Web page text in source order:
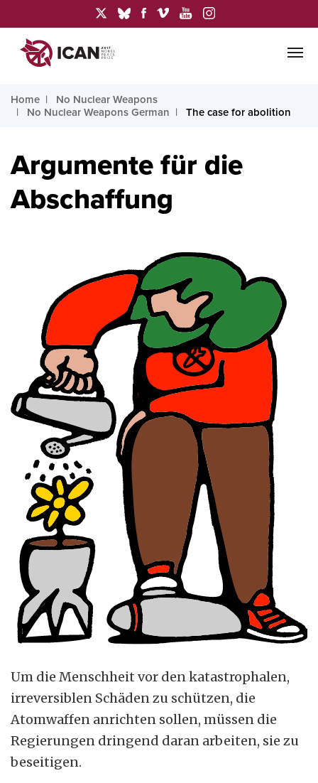
Home
No Nuclear Weapons
No Nuclear Weapons German
The case for abolition
Argumente für die
Abschaffung
Um die Menschheit vor den katastrophalen,
irreversiblen Schäden zu schützen, die
Atomwaffen anrichten sollen, müssen die
Regierungen dringend daran arbeiten, sie zu
beseitigen.